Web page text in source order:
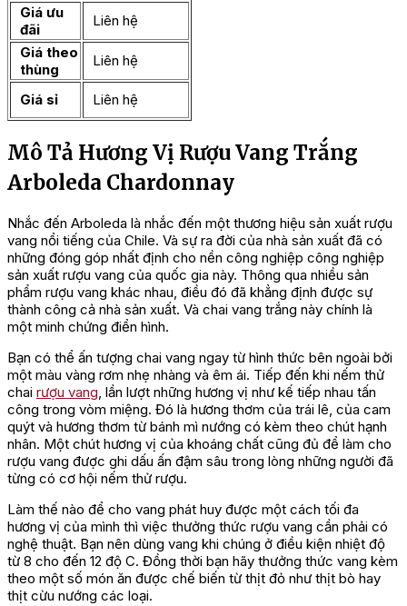
Giá ưu
đãi
Liên hệ
Giá theo
thùng
Liên hệ
Giá sỉ Liên hệ
Mô Tả Hương Vị Rượu Vang Trắng
Arboleda Chardonnay
Nhắc đến Arboleda là nhắc đến một thương hiệu sản xuất rượu
vang nổi tiếng của Chile. Và sự ra đời của nhà sản xuất đã có
những đóng góp nhất định cho nền công nghiệp công nghiệp
sản xuất rượu vang của quốc gia này. Thông qua nhiều sản
phẩm rượu vang khác nhau, điều đó đã khẳng định được sự
thành công cả nhà sản xuất. Và chai vang trắng này chính là
một minh chứng điển hình.
Bạn có thể ấn tượng chai vang ngay từ hình thức bên ngoài bởi
một màu vàng rơm nhẹ nhàng và êm ái. Tiếp đến khi nếm thử
chai rượu vang, lần lượt những hương vị như kế tiếp nhau tấn
công trong vòm miệng. Đó là hương thơm của trái lê, của cam
quýt và hương thơm từ bánh mì nướng có kèm theo chút hạnh
nhân. Một chút hương vị của khoáng chất cũng đủ để làm cho
rượu vang được ghi dấu ấn đậm sâu trong lòng những người đã
từng có cơ hội nếm thử rượu.
Làm thế nào để cho vang phát huy được một cách tối đa
hương vị của mình thì việc thưởng thức rượu vang cần phải có
nghệ thuật. Bạn nên dùng vang khi chúng ở điều kiện nhiệt độ
từ 8 cho đến 12 độ C. Đồng thời bạn hãy thưởng thức vang kèm
theo một số món ăn được chế biến từ thịt đỏ như thịt bò hay
thịt cừu nướng các loại.